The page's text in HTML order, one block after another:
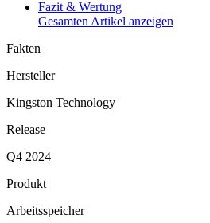
Fazit & Wertung
Gesamten Artikel anzeigen
Fakten
Hersteller
Kingston Technology
Release
Q4 2024
Produkt
Arbeitsspeicher